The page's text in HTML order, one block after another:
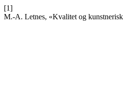
[1]
M.-A. Letnes, «Kvalitet og